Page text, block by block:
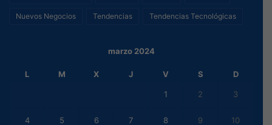
Nuevos Negocios Tendencias Tendencias Tecnológicas
marzo 2024
L M X J V S D
1 2 3
4 5 6 7 8 9 10